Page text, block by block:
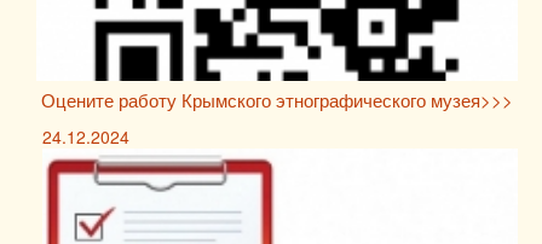
Оцените работу Крымского этнографического музея>>>
24.12.2024